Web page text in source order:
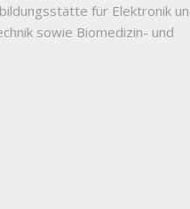
für Elektronik
sowie Biomedizin- und